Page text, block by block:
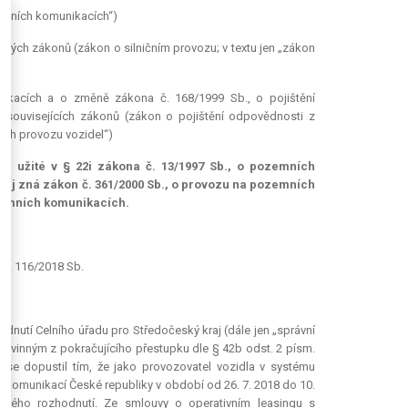
komunikacích“)
zákonů (zákon o silničním provozu; v textu jen „zákon
a o změně zákona č. 168/1999 Sb., o pojištění
zákonů (zákon o pojištění odpovědnosti z
provozu vozidel“)
užité v § 22i zákona č. 13/1997 Sb., o pozemních
zná zákon č. 361/2000 Sb., o provozu na pozemních
komunikacích.
č. 116/2018 Sb.
Celního úřadu pro Středočeský kraj (dále jen „správní
vinným z pokračujícího přestupku dle § 42b odst. 2 písm.
dopustil tím, že jako provozovatel vozidla v systému
České republiky v období od 26. 7. 2018 do 10.
rozhodnutí. Ze smlouvy o operativním leasingu s